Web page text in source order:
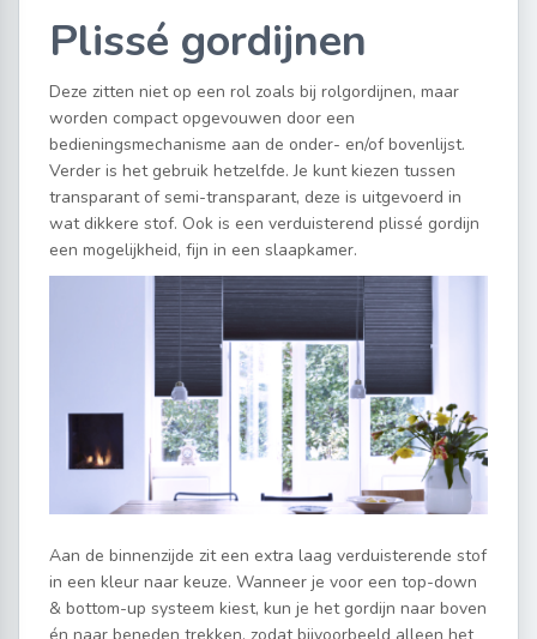
Plissé gordijnen
Deze zitten niet op een rol zoals bij rolgordijnen, maar
worden compact opgevouwen door een
bedieningsmechanisme aan de onder- en/of bovenlijst.
Verder is het gebruik hetzelfde. Je kunt kiezen tussen
transparant of semi-transparant, deze is uitgevoerd in
wat dikkere stof. Ook is een verduisterend plissé gordijn
een mogelijkheid, fijn in een slaapkamer.
Aan de binnenzijde zit een extra laag verduisterende stof
in een kleur naar keuze. Wanneer je voor een top-down
& bottom-up systeem kiest, kun je het gordijn naar boven